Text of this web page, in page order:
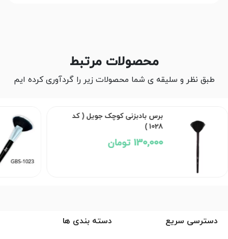
محصولات مرتبط
طبق نظر و سلیقه ی شما محصولات زیر را گردآوری کرده ایم
برس بادبزنی کوچک جویل ( کد
1028 )
130,000 تومان
دسترسی سریع دسته بندی ها